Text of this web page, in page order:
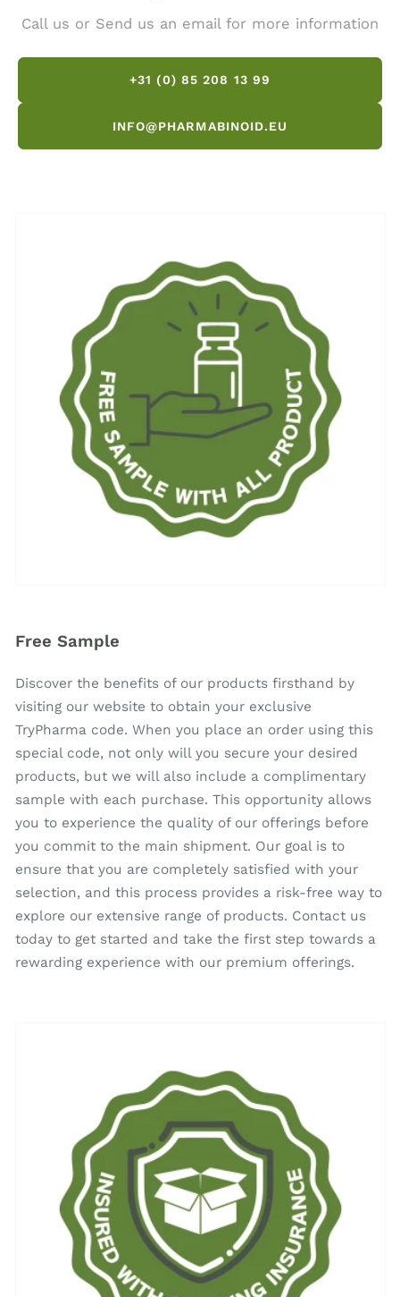
Call us or Send us an email for more information
+31 (0) 85 208 13 99
INFO@PHARMABINOID.EU
Free Sample
Discover the benefits of our products firsthand by
visiting our website to obtain your exclusive
TryPharma code. When you place an order using this
special code, not only will you secure your desired
products, but we will also include a complimentary
sample with each purchase. This opportunity allows
you to experience the quality of our offerings before
you commit to the main shipment. Our goal is to
ensure that you are completely satisfied with your
selection, and this process provides a risk-free way to
explore our extensive range of products. Contact us
today to get started and take the first step towards a
rewarding experience with our premium offerings.